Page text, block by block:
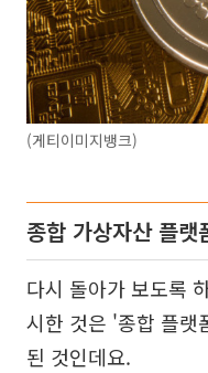
(게티이미지뱅크)
종합 가상자산 플랫
다시 돌아가 보도록
시한 것은 '종합 플랫
된 것인데요.